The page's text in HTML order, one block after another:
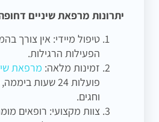
יתרונות מרפאת שיניים
טיפול מיידי: אין צורך
הפעילות הרגילות.
זמינות מלאה: מרפאת שיניים
פועלות 24 שעות
וחגים.
צוות מקצועי: רופאים